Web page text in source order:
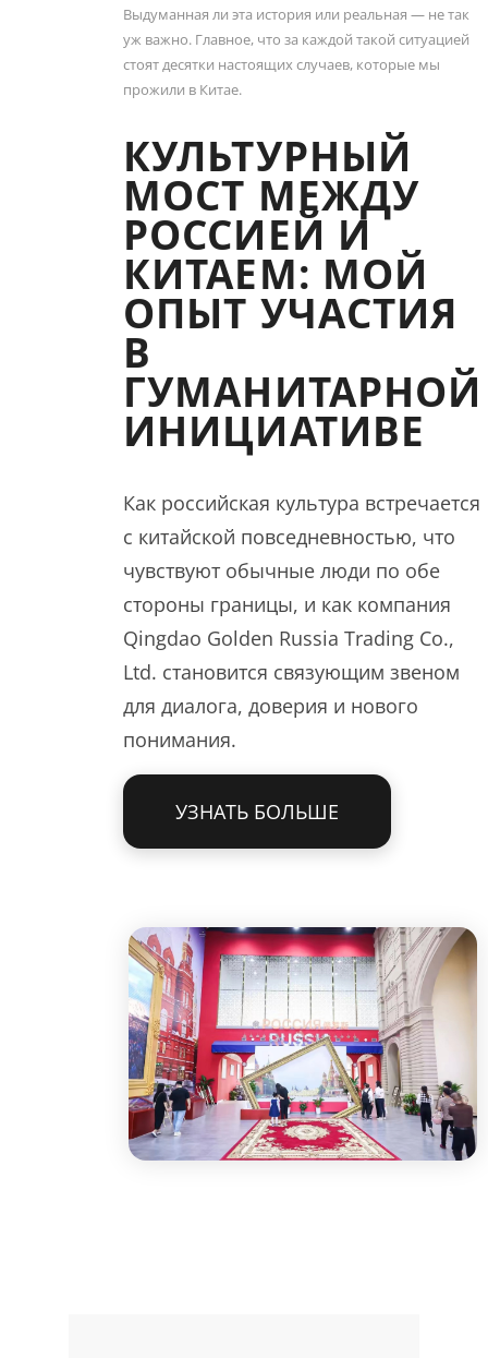
Выдуманная ли эта история или реальная — не так
уж важно. Главное, что за каждой такой ситуацией
стоят десятки настоящих случаев, которые мы
прожили в Китае.
КУЛЬТУРНЫЙ
МОСТ МЕЖДУ
РОССИЕЙ И
КИТАЕМ: МОЙ
ОПЫТ УЧАСТИЯ
В
ГУМАНИТАРНОЙ
ИНИЦИАТИВЕ
Как российская культура встречается
с китайской повседневностью, что
чувствуют обычные люди по обе
стороны границы, и как компания
Qingdao Golden Russia Trading Co.,
Ltd. становится связующим звеном
для диалога, доверия и нового
понимания.
УЗНАТЬ БОЛЬШЕ